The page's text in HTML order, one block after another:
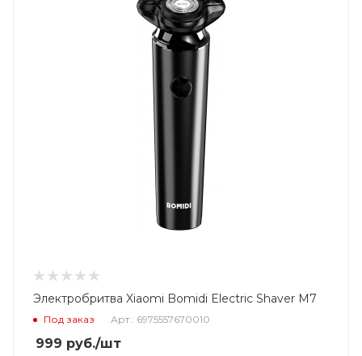
Электробритва Xiaomi Bomidi Electric Shaver M7
Под заказ Арт.: 6975557670010
999 руб./шт